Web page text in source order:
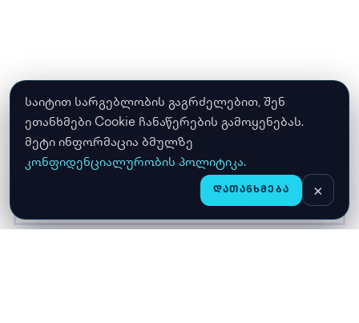
საიტით სარგებლობის გაგრძელებით, შენ
ეთანხმები Cookie ჩანაწერების გამოყენებას.
მეტი ინფორმაცია ბმულზე
კონფიდენციალურობის პოლიტიკა.
ᲓᲐᲗᲐᲜᲮᲛᲔᲑᲐ ×
ᲛᲐᲦᲐᲖᲘᲐ ᲙᲐᲚᲐᲗᲐ